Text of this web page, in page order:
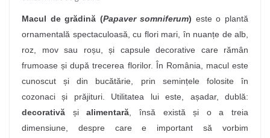
Macul de grădină (Papaver somniferum) este o plantă
ornamentală spectaculoasă, cu flori mari, în nuanțe de alb,
roz, mov sau roșu, și capsule decorative care rămân
frumoase și după trecerea florilor. În România, macul este
cunoscut și din bucătărie, prin semințele folosite în
cozonaci și prăjituri. Utilitatea lui este, așadar, dublă:
decorativă șialimentară, însă există și o a treia
dimensiune, despre care e important să vorbim